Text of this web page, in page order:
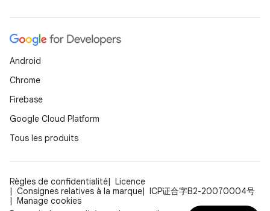
Android
Chrome
Firebase
Google Cloud Platform
Tous les produits
Règles de confidentialité
Licence
Consignes relatives à la marque
ICP证合字B2-20070004号
Manage cookies